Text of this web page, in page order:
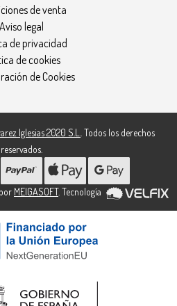
de venta
Aviso legal
de privacidad
de cookies
de Cookies
Iglesias 2020 S.L.. Todos los derechos
reservados.
MEIGASOFT. Tecnología